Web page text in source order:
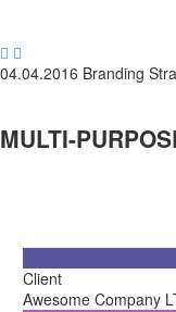
 
04.04.2016 Branding
MULTI-
Client
Awesome Company